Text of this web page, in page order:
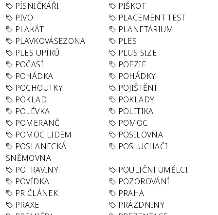
PÍSNIČKÁŘI
PIŠKOT
PIVO
PLACEMENT TEST
PLAKÁT
PLANETÁRIUM
PLAVKOVÁSEZONA
PLES
PLES UPÍRŮ
PLUS SIZE
POČASÍ
POEZIE
POHÁDKA
POHÁDKY
POCHOUTKY
POJIŠTĚNÍ
POKLAD
POKLADY
POLÉVKA
POLITIKA
POMERANČ
POMOC
POMOC LIDEM
POSILOVNA
POSLANECKÁ
SNĚMOVNA
POSLUCHAČI
POTRAVINY
POULIČNÍ UMĚLCI
POVÍDKA
POZOROVÁNÍ
PR ČLÁNEK
PRAHA
PRAXE
PRÁZDNINY